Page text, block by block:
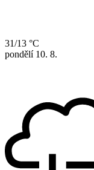
31/13 °C
pondělí 10. 8.